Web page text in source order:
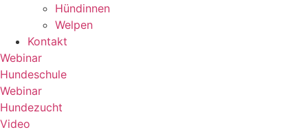
Hündinnen
Welpen
Kontakt
Webinar
Hundeschule
Webinar
Hundezucht
Video